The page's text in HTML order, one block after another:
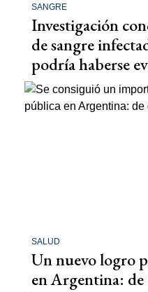
SANGRE
Investigación
de sangre
podría haberse
SALUD
Un nuevo logro
en Argentina: de